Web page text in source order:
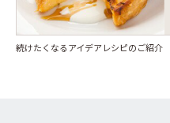
続けたくなるアイデアレシピのご紹介